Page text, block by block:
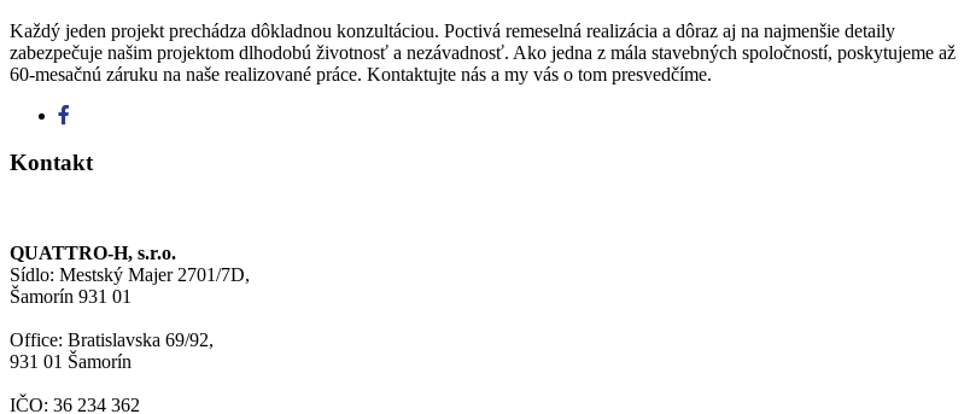
Každý jeden projekt prechádza dôkladnou konzultáciou. Poctivá remeselná realizácia a dôraz aj na najmenšie detaily
zabezpečuje našim projektom dlhodobú životnosť a nezávadnosť. Ako jedna z mála stavebných spoločností, poskytujeme až
60-mesačnú záruku na naše realizované práce. Kontaktujte nás a my vás o tom presvedčíme.
Kontakt
QUATTRO-H, s.r.o.
Sídlo: Mestský Majer 2701/7D,
Šamorín 931 01
Office: Bratislavska 69/92,
931 01 Šamorín
IČO: 36 234 362